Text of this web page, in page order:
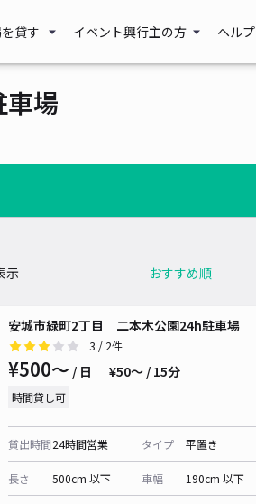
貸す イベント興行主の方 ヘルプ
場
示
安城市緑町2丁目 二本木公園24h駐車場
3 / 2件
¥500〜 / 日 ¥50〜 / 15分
時間貸し可
貸出時間24時間営業 タイプ 平置き
長さ 500cm 以下 車幅 190cm 以下